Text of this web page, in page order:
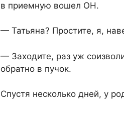
в приемную вошел ОН.
— Татьяна? Простите, я,
— Заходите, раз уж
обратно в пучок.
Спустя несколько дней, у